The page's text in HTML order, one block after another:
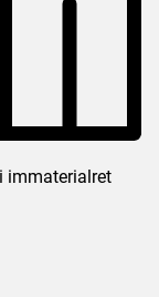
immaterialret